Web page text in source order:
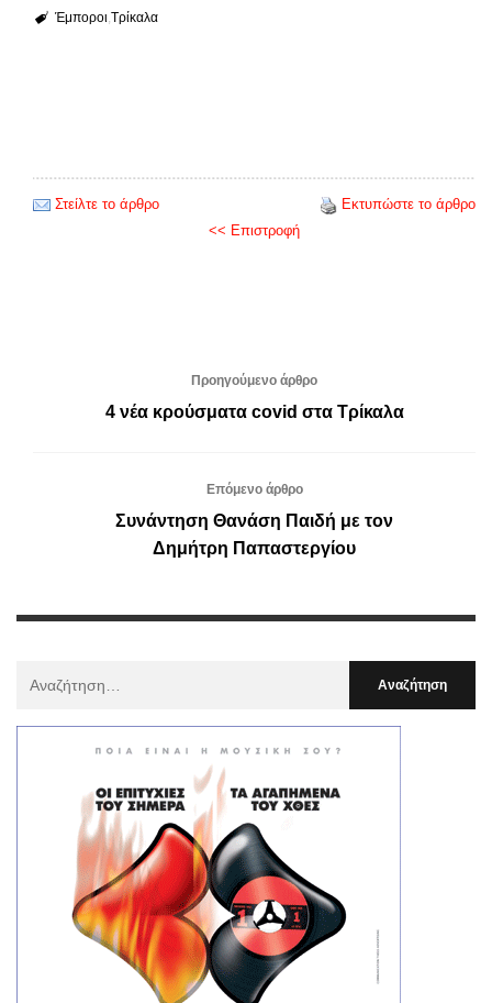
Έμποροι Τρίκαλα
Στείλτε το άρθρο
Εκτυπώστε το άρθρο
<< Επιστροφή
Προηγούμενο άρθρο
4 νέα κρούσματα covid στα Τρίκαλα
Επόμενο άρθρο
Συνάντηση Θανάση Παιδή με τον
Δημήτρη Παπαστεργίου
: